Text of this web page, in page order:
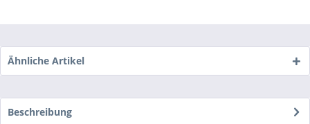
Ähnliche Artikel
Beschreibung